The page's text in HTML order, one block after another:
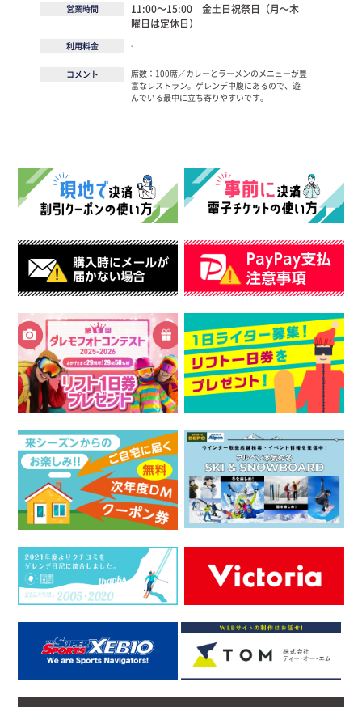
営業時間
11:00～15:00 金土日祝祭日（月～木
曜日は定休日）
利用料金 -
コメント
席数：100席／カレーとラーメンのメニューが豊
富なレストラン。ゲレンデ中腹にあるので、遊
んでいる最中に立ち寄りやすいです。